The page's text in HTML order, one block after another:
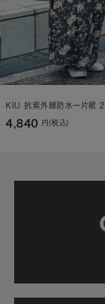
KIU 抗紫外線防水一片裙
4,840 円(税込)